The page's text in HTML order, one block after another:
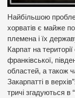
Найбільшою
хорватів є майже
племена і їх
Карпат на
франківської,
областей, а також
Закарпатті в
тричі згадуються в